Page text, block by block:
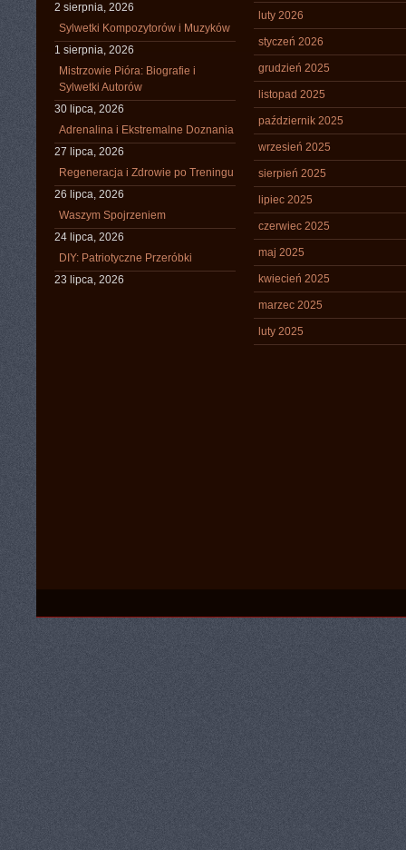
2 sierpnia, 2026
Sylwetki Kompozytorów i Muzyków
1 sierpnia, 2026
Mistrzowie Pióra: Biografie i
Sylwetki Autorów
30 lipca, 2026
Adrenalina i Ekstremalne Doznania
27 lipca, 2026
Regeneracja i Zdrowie po Treningu
26 lipca, 2026
Waszym Spojrzeniem
24 lipca, 2026
DIY: Patriotyczne Przeróbki
23 lipca, 2026
luty 2026
styczeń 2026
grudzień 2025
listopad 2025
październik 2025
wrzesień 2025
sierpień 2025
lipiec 2025
czerwiec 2025
maj 2025
kwiecień 2025
marzec 2025
luty 2025